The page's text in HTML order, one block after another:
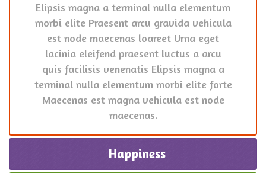
Elipsis magna a terminal nulla elementum
morbi elite Praesent arcu gravida vehicula
est node maecenas loareet Urna eget
lacinia eleifend praesent luctus a arcu
quis facilisis venenatis Elipsis magna a
terminal nulla elementum morbi elite forte
Maecenas est magna vehicula est node
maecenas.
Happiness